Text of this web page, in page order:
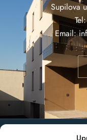
Supilova
Email: